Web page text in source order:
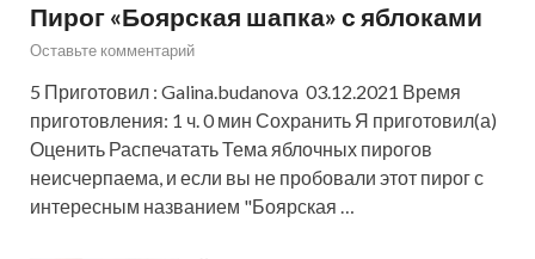
Пирог «Боярская шапка» с яблоками
Оставьте комментарий
5 Приготовил : Galina.budanova 03.12.2021 Время
приготовления: 1 ч. 0 мин Сохранить Я приготовил(а)
Оценить Распечатать Тема яблочных пирогов
неисчерпаема, и если вы не пробовали этот пирог с
интересным названием "Боярская …